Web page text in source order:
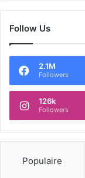
Follow Us
2.1M
Followers
126k
Followers
Populaire